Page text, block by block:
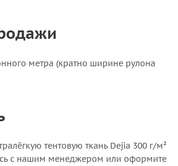
метра (кратно ширине рулона
тентовую ткань Dejia 300 г/м²
с нашим менеджером или оформите